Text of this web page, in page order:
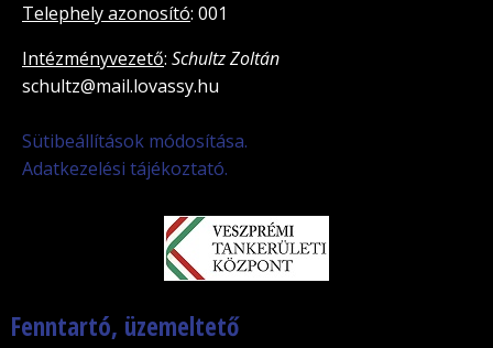
Telephely azonosító: 001
Intézményvezető: Schultz Zoltán
schultz@mail.lovassy.hu
Sütibeállítások módosítása.
Adatkezelési tájékoztató.
Fenntartó, üzemeltető